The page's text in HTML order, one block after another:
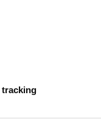
Afdekraam
2CKA001754A4415